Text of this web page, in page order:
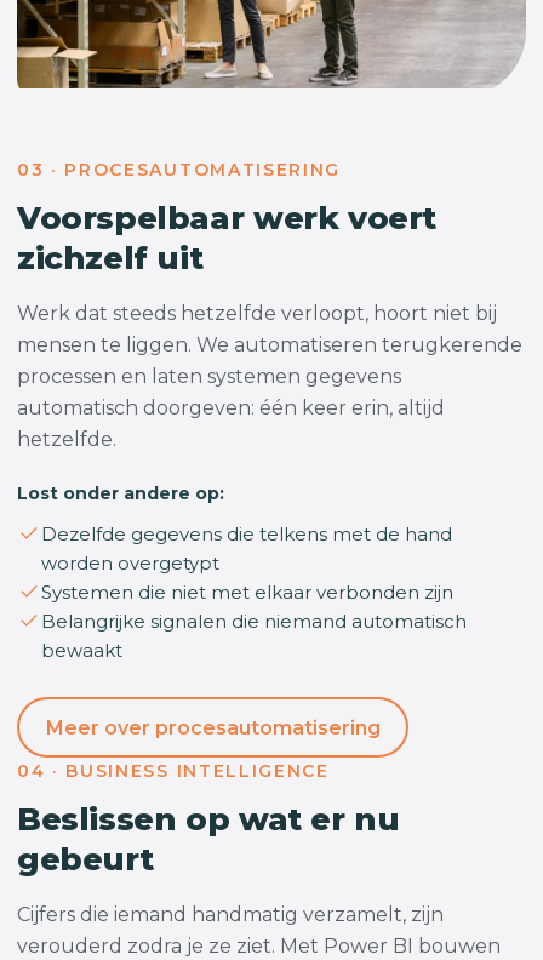
03 · PROCESAUTOMATISERING
Voorspelbaar werk voert
zichzelf uit
Werk dat steeds hetzelfde verloopt, hoort niet bij
mensen te liggen. We automatiseren terugkerende
processen en laten systemen gegevens
automatisch doorgeven: één keer erin, altijd
hetzelfde.
Lost onder andere op:
Dezelfde gegevens die telkens met de hand
worden overgetypt
Systemen die niet met elkaar verbonden zijn
Belangrijke signalen die niemand automatisch
bewaakt
Meer over procesautomatisering
04 · BUSINESS INTELLIGENCE
Beslissen op wat er nu
gebeurt
Cijfers die iemand handmatig verzamelt, zijn
verouderd zodra je ze ziet. Met Power BI bouwen